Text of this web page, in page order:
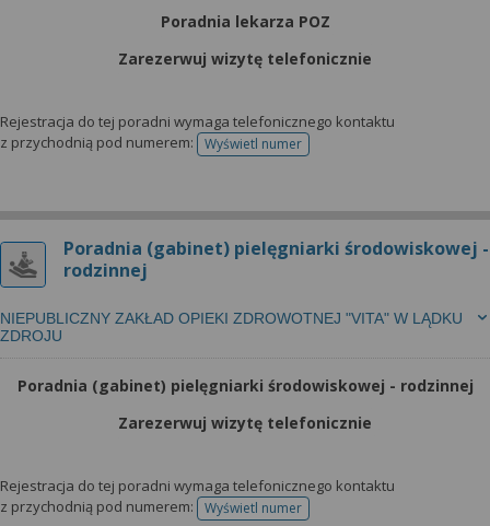
Poradnia lekarza POZ
Zarezerwuj wizytę telefonicznie
Rejestracja do tej poradni wymaga telefonicznego kontaktu
z przychodnią pod numerem:
Wyświetl numertelefonu do rejestracji
Poradnia (gabinet) pielęgniarki środowiskowej -
rodzinnej
NIEPUBLICZNY ZAKŁAD OPIEKI ZDROWOTNEJ "VITA" W LĄDKU
ZDROJU
Poradnia (gabinet) pielęgniarki środowiskowej - rodzinnej
Zarezerwuj wizytę telefonicznie
Rejestracja do tej poradni wymaga telefonicznego kontaktu
z przychodnią pod numerem:
Wyświetl numertelefonu do rejestracji